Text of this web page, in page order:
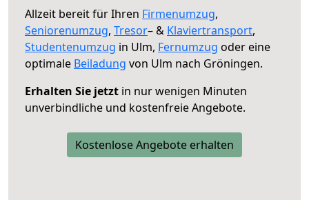
Allzeit bereit für Ihren Firmenumzug,
Seniorenumzug, Tresor– & Klaviertransport,
Studentenumzug in Ulm, Fernumzug oder eine
optimale Beiladung von Ulm nach Gröningen.
Erhalten Sie jetzt in nur wenigen Minuten
unverbindliche und kostenfreie Angebote.
Kostenlose Angebote erhalten